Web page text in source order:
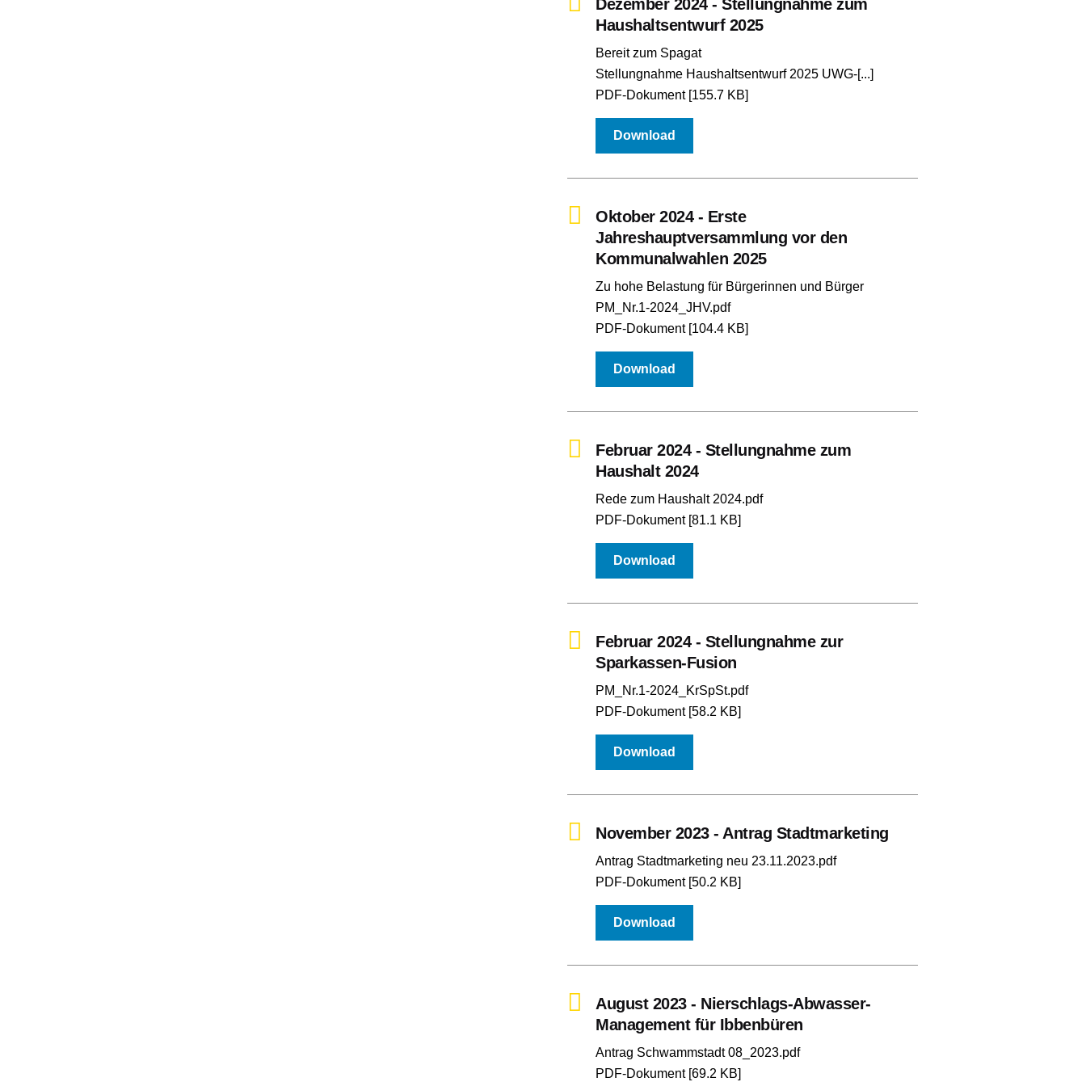
Dezember 2024 - Stellungnahme zum
Haushaltsentwurf 2025
Bereit zum Spagat
Stellungnahme Haushaltsentwurf 2025 UWG-[...]
PDF-Dokument [155.7 KB]
Download
Oktober 2024 - Erste
Jahreshauptversammlung vor den
Kommunalwahlen 2025
Zu hohe Belastung für Bürgerinnen und Bürger
PM_Nr.1-2024_JHV.pdf
PDF-Dokument [104.4 KB]
Download
Februar 2024 - Stellungnahme zum
Haushalt 2024
Rede zum Haushalt 2024.pdf
PDF-Dokument [81.1 KB]
Download
Februar 2024 - Stellungnahme zur
Sparkassen-Fusion
PM_Nr.1-2024_KrSpSt.pdf
PDF-Dokument [58.2 KB]
Download
November 2023 - Antrag Stadtmarketing
Antrag Stadtmarketing neu 23.11.2023.pdf
PDF-Dokument [50.2 KB]
Download
August 2023 - Nierschlags-Abwasser-
Management für Ibbenbüren
Antrag Schwammstadt 08_2023.pdf
PDF-Dokument [69.2 KB]